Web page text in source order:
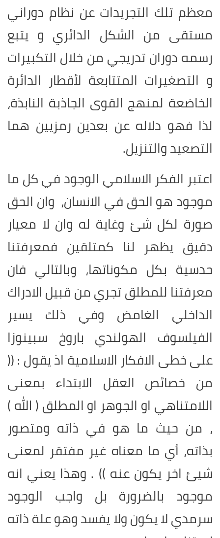
معظم تلك التجريدات عن نظام دوراني
مستقى من الشكل الدائري و يتبع
رسمه دوران تدريجي من خلال التكبيرات
و التصغيرات المتتابعة لأقطار الدائرة
الخاضعة لمنهج القوى الجاذبة النابذة،
لذا فهو دلاله عن بعدين رمزيين هما
التصعيد والتنزيل.
اعتبر الفكر الاسلامي الوجود في كل ما
موجود هو الحق في الانسان، وان الحق
صورة لكل شئ وغاية له وان لا معيار
دقيق يظهر لنا كمتلقين فمعرفتنا
حدسية بكل مكوناتها، وبالتالي فان
معرفتنا للمطلق تجري من قبيل الادراك
الداخلي الغامض وفي ذلك يسير
الفيلسوف الهولندي باروخ سبينوزا
على خطى الافكار الاسلامية اذ يقول : ((
من خصائص العقل الابتداء بمعنى
اللامتناهي او الجوهر او المطلق ( الله )
، من حيث ما هو في ذاته ومتصور
بذاته، أي ما معناه غير مفتقر لمعنى
شيئ اخر يكون عنه )) . وهذا يعني انه
موجود بالضرورة بل واجب الوجود
سرمدي لا يكون ولا يفسد وهو علة ذاته